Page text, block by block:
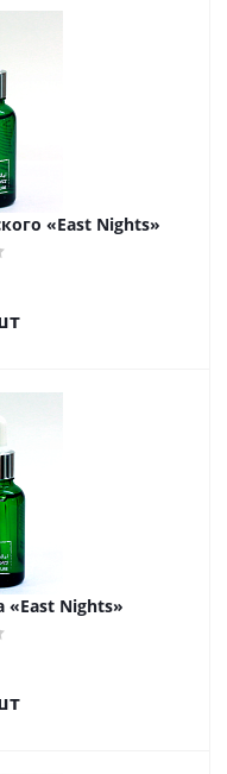
«East Nights»
Nights»